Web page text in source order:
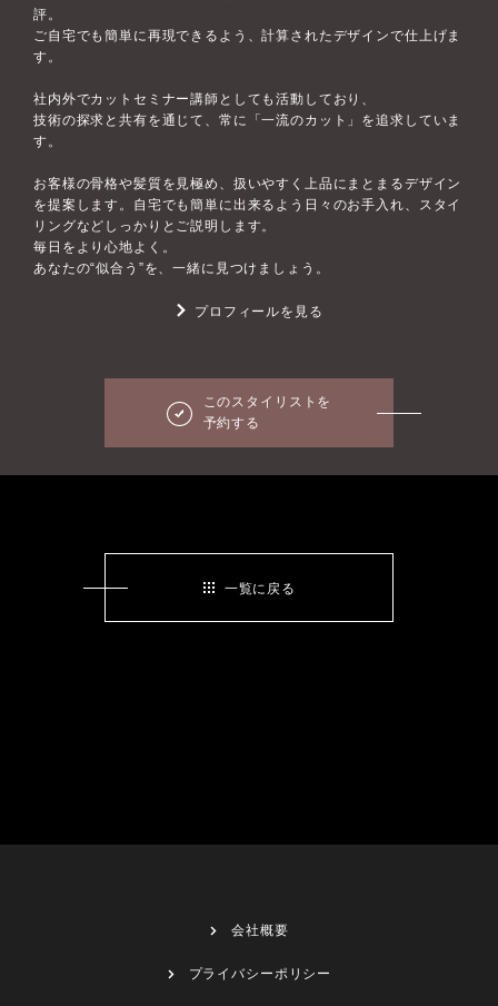
評。
ご自宅でも簡単に再現できるよう、計算されたデザインで仕上げま
す。
社内外でカットセミナー講師としても活動しており、
技術の探求と共有を通じて、常に「一流のカット」を追求していま
す。
お客様の骨格や髪質を見極め、扱いやすく上品にまとまるデザイン
を提案します。自宅でも簡単に出来るよう日々のお手入れ、スタイ
リングなどしっかりとご説明します。
毎日をより心地よく。
あなたの“似合う”を、一緒に見つけましょう。
プロフィールを見る
このスタイリストを
予約する
一覧に戻る
会社概要
プライバシーポリシー